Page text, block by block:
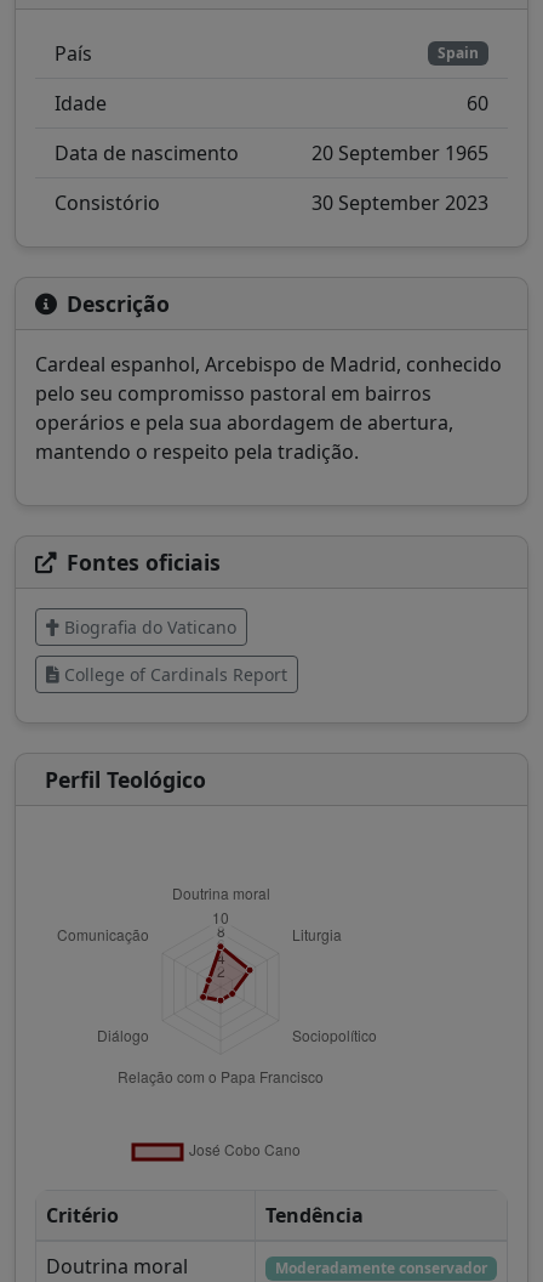
País Spain
Idade
60
Data de nascimento
20 September 1965
Consistório
30 September 2023
Descrição
Cardeal espanhol, Arcebispo de Madrid, conhecido
pelo seu compromisso pastoral em bairros
operários e pela sua abordagem de abertura,
mantendo o respeito pela tradição.
Fontes oficiais
Biografia do Vaticano
College of Cardinals Report
Perfil Teológico
Critério
Tendência
Doutrina moral
Moderadamente conservador